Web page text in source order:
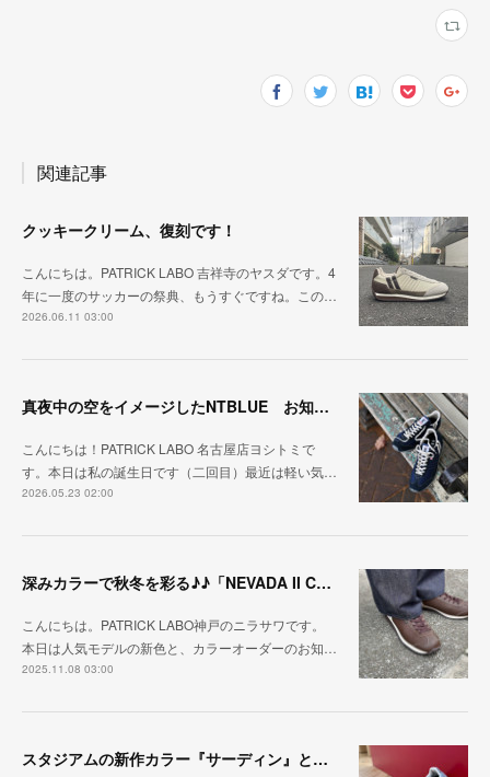
関連記事
クッキークリーム、復刻です！
こんにちは。PATRICK LABO 吉祥寺のヤスダです。4
年に一度のサッカーの祭典、もうすぐですね。この…
2026.06.11 03:00
真夜中の空をイメージしたNTBLUE お知らせも一緒にどうぞ
こんにちは！PATRICK LABO 名古屋店ヨシトミで
す。本日は私の誕生日です（二回目）最近は軽い気…
2026.05.23 02:00
深みカラーで秋冬を彩る♪♪「NEVADA II COCOA（ココア）」＆オーダーイベントのご案内🎨
こんにちは。PATRICK LABO神戸のニラサワです。
本日は人気モデルの新色と、カラーオーダーのお知…
2025.11.08 03:00
スタジアムの新作カラー『サーディン』とは？